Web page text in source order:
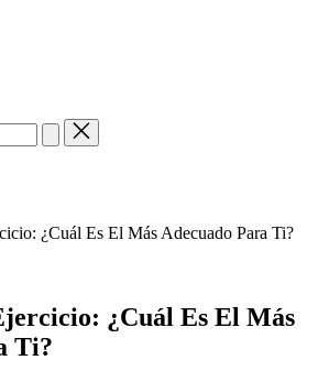
¿Cuál Es El Más Adecuado Para Ti?
¿Cuál Es El Más
Ti?